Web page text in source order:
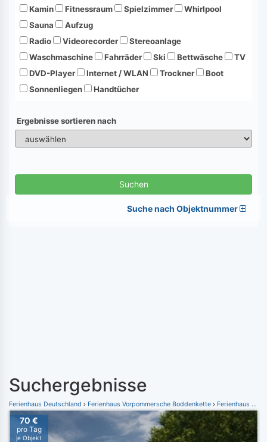
Kamin
Fitnessraum Spielzimmer
Whirlpool
Sauna
Aufzug
Radio
Videorecorder
Stereoanlage
Waschmaschine
Fahrräder Ski Bettwäsche
TV
DVD-Player
Internet / WLAN Trockner
Boot
Sonnenliegen
Handtücher
Ergebnisse sortieren nach
Suchen
Suche nach Objektnummer
Suchergebnisse
Ferienhaus Deutschland Ferienhaus Vorpommersche Boddenkette Ferienhaus Nisdorf
70 €
pro Tag
je Objekt